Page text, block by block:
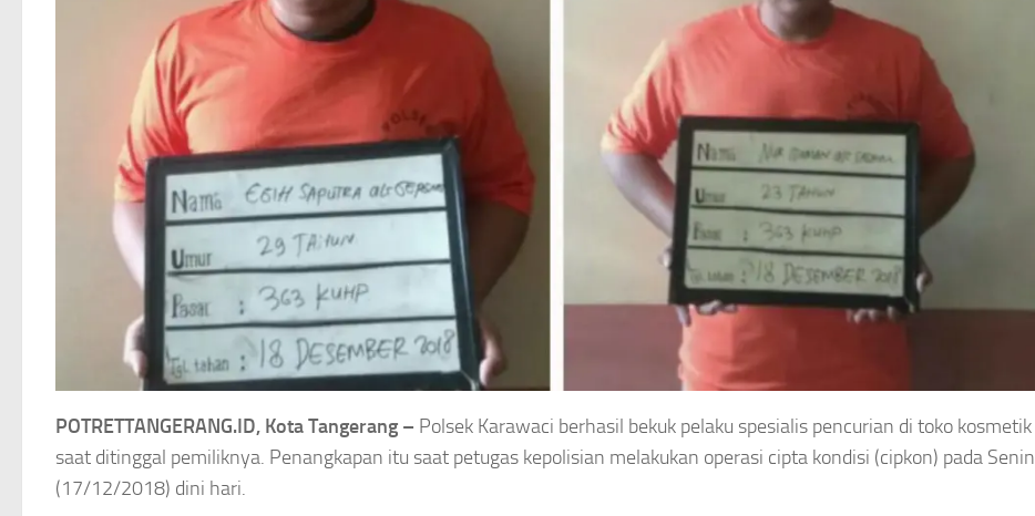
POTRETTANGERANG.ID, Kota Tangerang – Polsek Karawaci berhasil bekuk pelaku spesialis pencurian di toko kosmetik
saat ditinggal pemiliknya. Penangkapan itu saat petugas kepolisian melakukan operasi cipta kondisi (cipkon) pada Senin
(17/12/2018) dini hari.